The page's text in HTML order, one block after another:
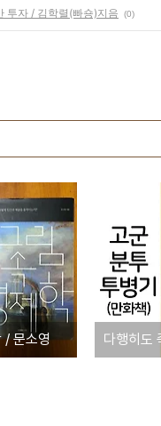
투자 / 김학렬(빠숑)지음 (0)
/ 문소영